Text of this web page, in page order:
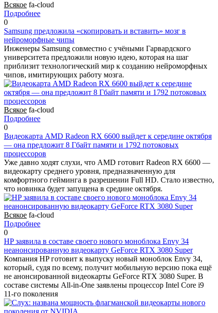
Всякое fa-cloud
Подробнее
0
Samsung предложила «скопировать и вставить» мозг в
нейроморфные чипы
Инженеры Samsung совместно с учёными Гарвардского
университета предложили новую идею, которая на шаг
приблизит технологический мир к созданию нейроморфных
чипов, имитирующих работу мозга.
Всякое fa-cloud
Подробнее
0
Видеокарта AMD Radeon RX 6600 выйдет к середине октября
— она предложит 8 Гбайт памяти и 1792 потоковых
процессоров
Уже давно ходят слухи, что AMD готовит Radeon RX 6600 —
видеокарту среднего уровня, предназначенную для
комфортного гейминга в разрешении Full HD. Стало известно,
что новинка будет запущена в средине октября.
Всякое fa-cloud
Подробнее
0
HP заявила в составе своего нового моноблока Envy 34
неанонсированную видеокарту GeForce RTX 3080 Super
Компания HP готовит к выпуску новый моноблок Envy 34,
который, судя по всему, получит мобильную версию пока ещё
не анонсированной видеокарты GeForce RTX 3080 Super. В
составе системы All-in-One заявлены процессор Intel Core i9
11-го поколения